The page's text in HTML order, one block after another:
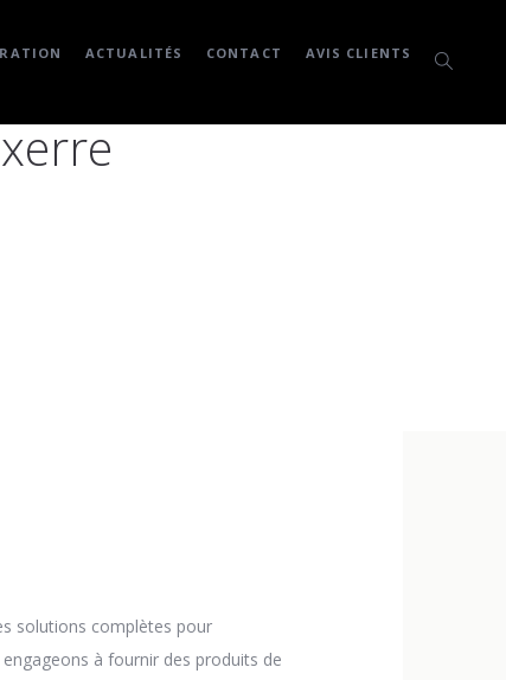
ACTUALITÉS CONTACT AVIS CLIENTS
solutions complètes pour
à fournir des produits de